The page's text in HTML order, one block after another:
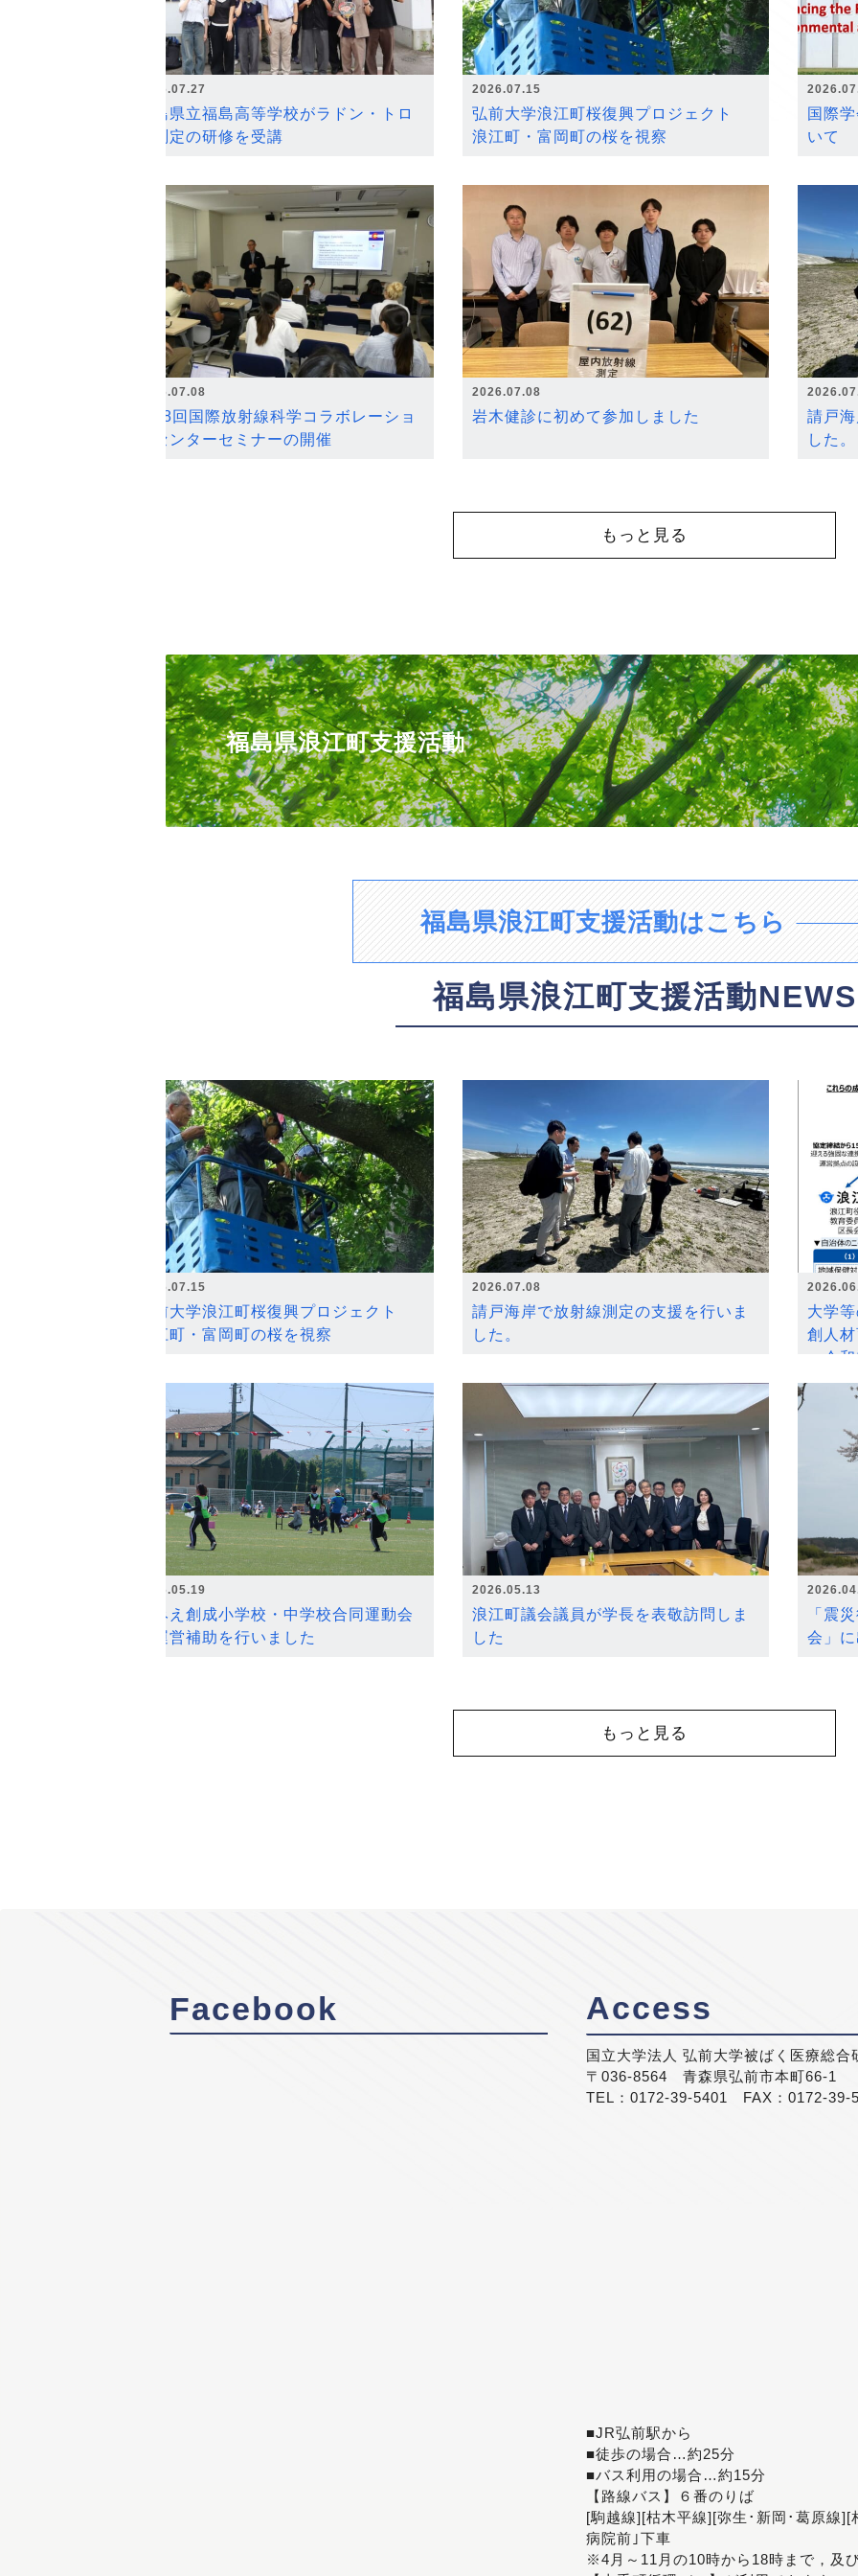
2026.07.27
福島県立福島高等学校がラドン・トロ
ン測定の研修を受講
2026.07.15
弘前大学浪江町桜復興プロジェクト
浪江町・富岡町の桜を視察
国際
いて
2026.07.08
第18回国際放射線科学コラボレーショ
ンセンターセミナーの開催
2026.07.08
岩木健診に初めて参加しました
請戸
した。
もっと見る
福島県浪江町支援活動
福島県浪江町支援活動はこちら
福島県浪江町支援活動NEWS
2026.07.15
弘前大学浪江町桜復興プロジェクト
浪江町・富岡町の桜を視察
2026.07.08
請戸海岸で放射線測定の支援を行いま
した。
大学
創人
～令
2026.05.19
なみえ創成小学校・中学校合同運動会
の運営補助を行いました
2026.05.13
浪江町議会議員が学長を表敬訪問しま
した
「震
会」
もっと見る
Facebook Access
国立大学法人 弘前大学被ばく医療総合
〒036-8564 青森県弘前市本町66-1
TEL：0172-39-5401 FAX：0172-39-
■JR弘前駅から
■徒歩の場合…約25分
■バス利用の場合…約15分
【路線バス】６番のりば
[駒越線][枯木平線][弥生･新岡･葛原線
病院前｣下車
※4月～11月の10時から18時まで，及